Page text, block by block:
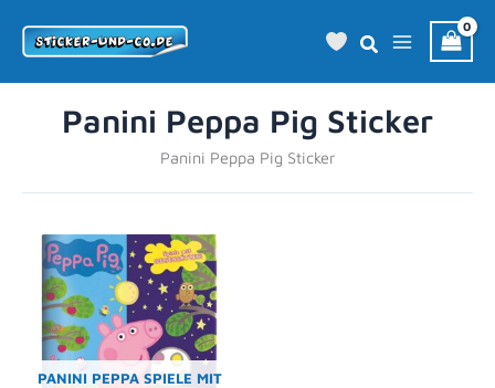
Inhalt
Panini Peppa Pig Sticker
Panini Peppa Pig Sticker
PANINI PEPPA SPIELE MIT